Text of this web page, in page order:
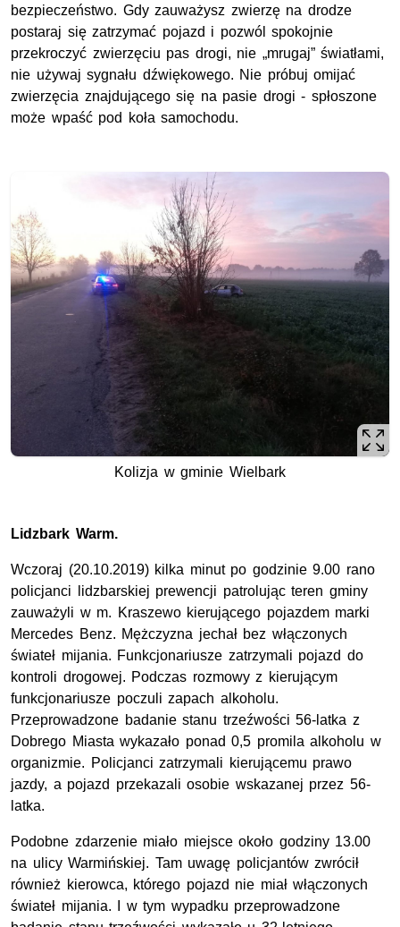
bezpieczeństwo. Gdy zauważysz zwierzę na drodze
postaraj się zatrzymać pojazd i pozwól spokojnie
przekroczyć zwierzęciu pas drogi, nie „mrugaj” światłami,
nie używaj sygnału dźwiękowego. Nie próbuj omijać
zwierzęcia znajdującego się na pasie drogi - spłoszone
może wpaść pod koła samochodu.
Kolizja w gminie Wielbark
Lidzbark Warm.
Wczoraj (20.10.2019) kilka minut po godzinie 9.00 rano
policjanci lidzbarskiej prewencji patrolując teren gminy
zauważyli w m. Kraszewo kierującego pojazdem marki
Mercedes Benz. Mężczyzna jechał bez włączonych
świateł mijania. Funkcjonariusze zatrzymali pojazd do
kontroli drogowej. Podczas rozmowy z kierującym
funkcjonariusze poczuli zapach alkoholu.
Przeprowadzone badanie stanu trzeźwości 56-latka z
Dobrego Miasta wykazało ponad 0,5 promila alkoholu w
organizmie. Policjanci zatrzymali kierującemu prawo
jazdy, a pojazd przekazali osobie wskazanej przez 56-
latka.
Podobne zdarzenie miało miejsce około godziny 13.00
na ulicy Warmińskiej. Tam uwagę policjantów zwrócił
również kierowca, którego pojazd nie miał włączonych
świateł mijania. I w tym wypadku przeprowadzone